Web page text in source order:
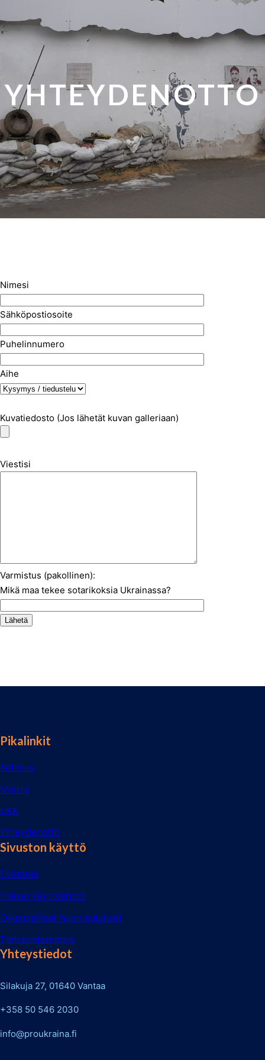
YHTEYDENOTTO
Nimesi
Sähköpostiosoite
Puhelinnumero
Aihe
Kuvatiedosto (Jos lähetät kuvan galleriaan)
Viestisi
Varmistus (pakollinen):
Mikä maa tekee sotarikoksia Ukrainassa?
Pikalinkit
Kotisivu
Meistä
UKK
Yhteydenotto
Sivuston käyttö
Evästeet
Yleiset käyttöehdot
Oikeudelliset huomautukset
Tietosuojaseloste
Yhteystiedot
Silakuja 27, 01640 Vantaa
+358 50 546 2030
info@proukraina.fi